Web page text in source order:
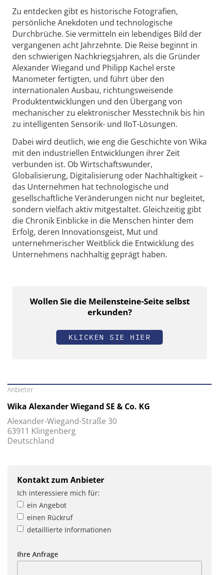
Zu entdecken gibt es historische Fotografien,
persönliche Anekdoten und technologische
Durchbrüche. Sie vermitteln ein lebendiges Bild der
vergangenen acht Jahrzehnte. Die Reise beginnt in
den schwierigen Nachkriegsjahren, als die Gründer
Alexander Wiegand und Philipp Kachel erste
Manometer fertigten, und führt über den
internationalen Ausbau, richtungsweisende
Produktentwicklungen und den Übergang von
mechanischer zu elektronischer Messtechnik bis hin
zu intelligenten Sensorik- und IIoT-Lösungen.
Dabei wird deutlich, wie eng die Geschichte von Wika
mit den industriellen Entwicklungen ihrer Zeit
verbunden ist. Ob Wirtschaftswunder,
Globalisierung, Digitalisierung oder Nachhaltigkeit –
das Unternehmen hat technologische und
gesellschaftliche Veränderungen nicht nur begleitet,
sondern vielfach aktiv mitgestaltet. Gleichzeitig gibt
die Chronik Einblicke in die Menschen hinter dem
Erfolg, deren Innovationsgeist, Mut und
unternehmerischer Weitblick die Entwicklung des
Unternehmens nachhaltig geprägt haben.
Wollen Sie die Meilensteine-Seite selbst
erkunden?
KLICKEN SIE HIER
Anbieter
Wika Alexander Wiegand SE & Co. KG
Alexander-Wiegand-Straße 30
63911 Klingenberg
Deutschland
Kontakt zum Anbieter
Ich interessiere mich für:
ein Angebot
einen Rückruf
detaillierte Informationen
Ihre Anfrage